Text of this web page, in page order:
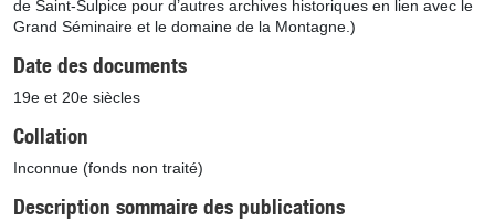
de Saint-Sulpice pour d’autres archives historiques en lien avec le
Grand Séminaire et le domaine de la Montagne.)
Date des documents
19e et 20e siècles
Collation
Inconnue (fonds non traité)
Description sommaire des publications